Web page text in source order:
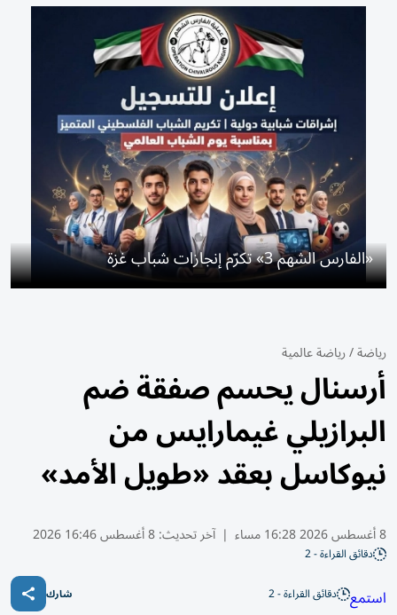
«الفارس الشهم 3» تكرّم إنجازات شباب غزة
رياضة/رياضة عالمية
أرسنال يحسم صفقة ضم
البرازيلي غيمارايس من
نيوكاسل بعقد «طويل الأمد»
8 أغسطس 2026 16:28 مساء | آخر تحديث:8 أغسطس 16:46 2026
دقائق القراءة - 2
استمع دقائق القراءة - 2 شارك